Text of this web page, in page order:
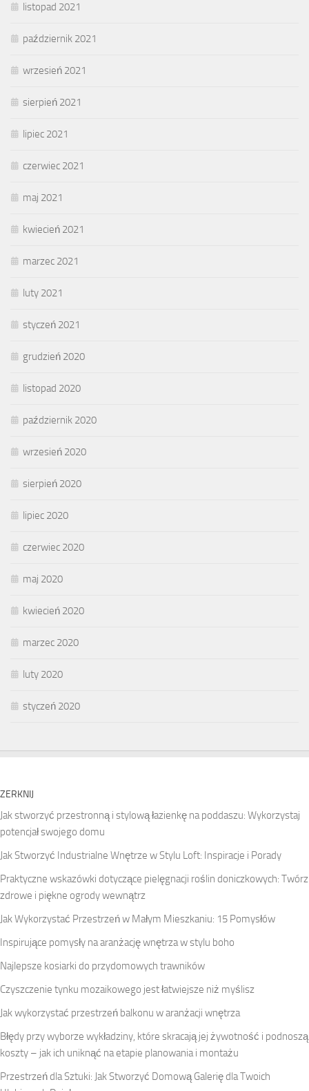
listopad 2021
październik 2021
wrzesień 2021
sierpień 2021
lipiec 2021
czerwiec 2021
maj 2021
kwiecień 2021
marzec 2021
luty 2021
styczeń 2021
grudzień 2020
listopad 2020
październik 2020
wrzesień 2020
sierpień 2020
lipiec 2020
czerwiec 2020
maj 2020
kwiecień 2020
marzec 2020
luty 2020
styczeń 2020
ZERKNIJ
Jak stworzyć przestronną i stylową łazienkę na poddaszu: Wykorzystaj
potencjał swojego domu
Jak Stworzyć Industrialne Wnętrze w Stylu Loft: Inspiracje i Porady
Praktyczne wskazówki dotyczące pielęgnacji roślin doniczkowych: Twórz
zdrowe i piękne ogrody wewnątrz
Jak Wykorzystać Przestrzeń w Małym Mieszkaniu: 15 Pomysłów
Inspirujące pomysły na aranżację wnętrza w stylu boho
Najlepsze kosiarki do przydomowych trawników
Czyszczenie tynku mozaikowego jest łatwiejsze niż myślisz
Jak wykorzystać przestrzeń balkonu w aranżacji wnętrza
Błędy przy wyborze wykładziny, które skracają jej żywotność i podnoszą
koszty – jak ich uniknąć na etapie planowania i montażu
Przestrzeń dla Sztuki: Jak Stworzyć Domową Galerię dla Twoich